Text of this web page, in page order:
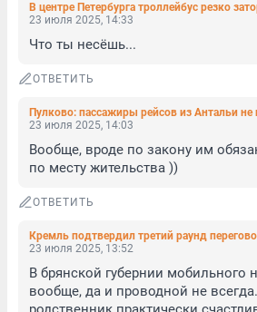
23 июля 2025, 14:33
Что ты несёшь...
ОТВЕТИТЬ
23 июля 2025, 14:03
Вообще, вроде по закону им
по месту жительства ))
ОТВЕТИТЬ
Кремль подтвердил третий раунд
23 июля 2025, 13:52
В брянской губернии мобильного
вообще, да и проводной не